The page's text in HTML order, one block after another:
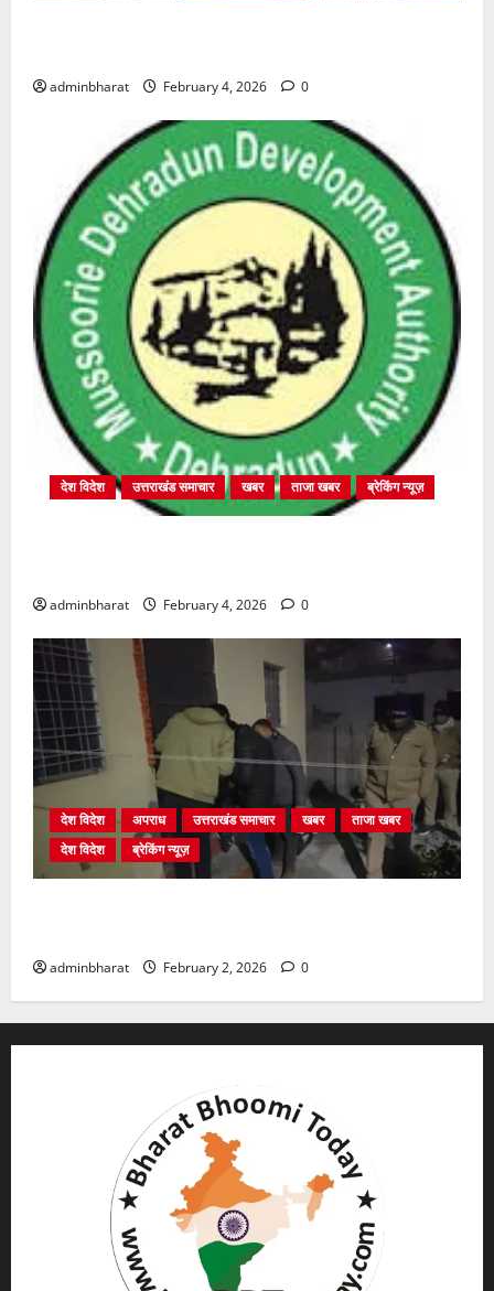
adminbharat February 4, 2026 0
देश विदेश उत्तराखंड समाचार खबर ताजा खबर ब्रेकिंग न्यूज़
adminbharat February 4, 2026 0
देश विदेश अपराध उत्तराखंड समाचार खबर
ताजा खबर
देश विदेश
ब्रेकिंग न्यूज़
adminbharat February 2, 2026 0